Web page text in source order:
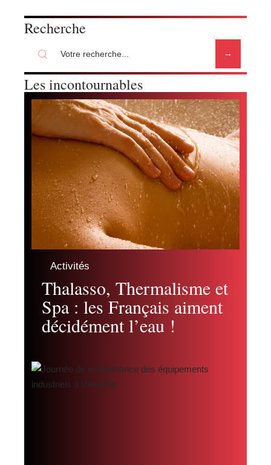
Recherche
Les incontournables
Activités
Thalasso, Thermalisme et
Spa : les Français aiment
décidément l’eau !